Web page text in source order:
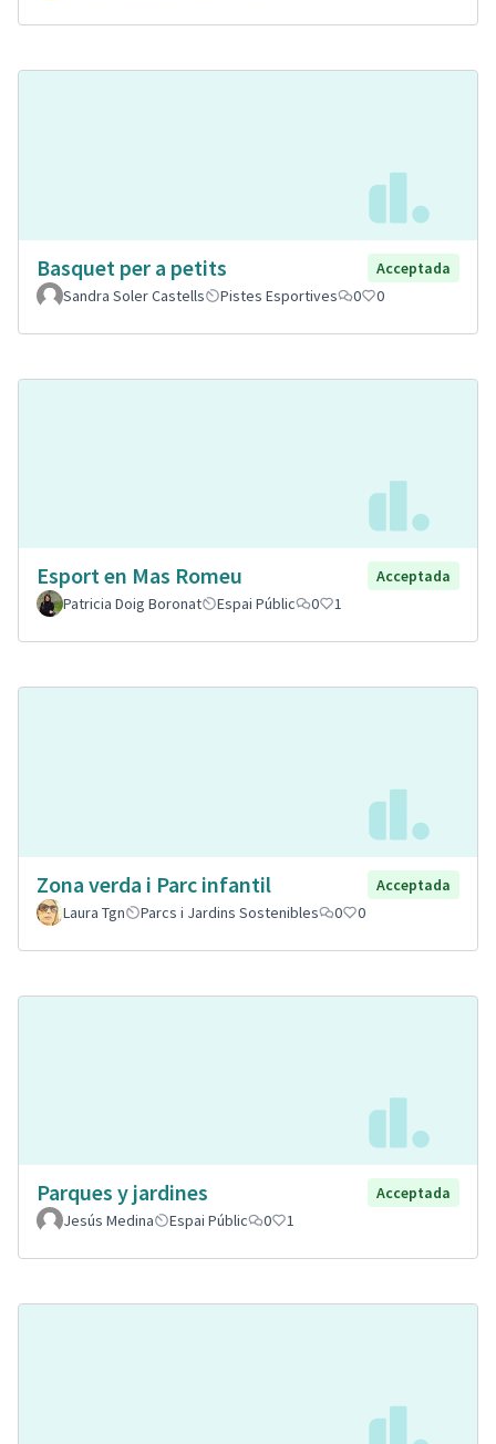
Basquet per a petits
Acceptada
Sandra Soler Castells
Pistes Esportives 0 0
Esport en Mas Romeu
Acceptada
Patricia Doig Boronat
Espai Públic 0 1
Zona verda i Parc infantil
Acceptada
Laura Tgn
Parcs i Jardins Sostenibles 0 0
Parques y jardines
Acceptada
Jesús Medina
Espai Públic 0 1